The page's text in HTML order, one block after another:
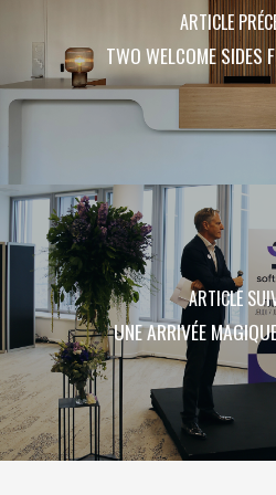
ARTICLE
TWO WELCOME SIDES
ARTICLE
UNE ARRIVÉE